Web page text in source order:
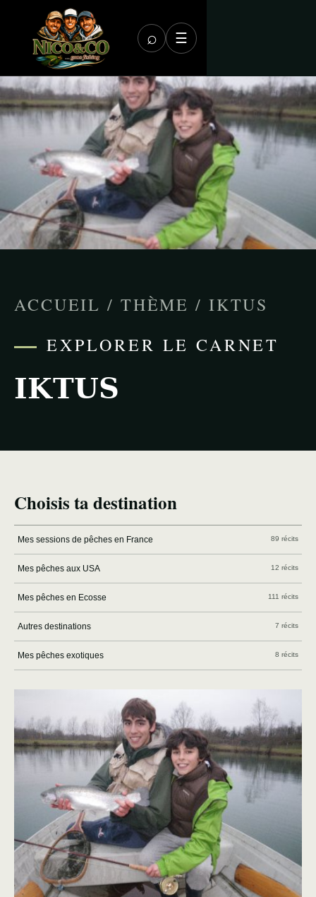
⌕ ☰
ACCUEIL / THÈME / IKTUS
EXPLORER LE CARNET
IKTUS
Choisis ta destination
Mes sessions de pêches en France 89 récits
Mes pêches aux USA 12 récits
Mes pêches en Ecosse 111 récits
Autres destinations 7 récits
Mes pêches exotiques 8 récits